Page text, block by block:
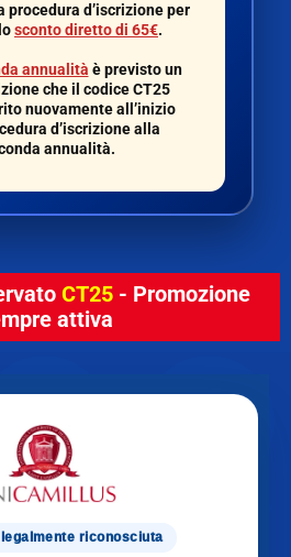
procedura d’iscrizione per
sconto diretto di 65€.
annualità è previsto un
che il codiceCT25
nuovamente all’inizio
d’iscrizione alla
annualità.
CT25- Promozione
attiva
riconosciuta